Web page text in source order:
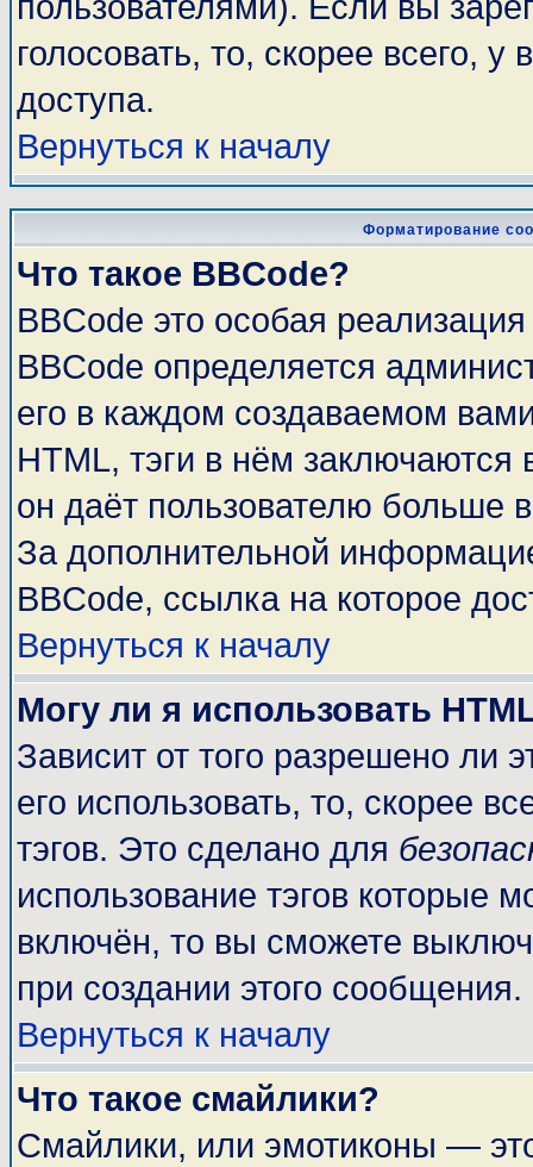
голосовать, то, скорее всего,
доступа.
Вернуться к началу
Форматирование
Что такое BBCode?
BBCode это особая
BBCode определяется
его в каждом создаваемом
HTML, тэги в нём заключаются
он даёт пользователю больше
За дополнительной
BBCode, ссылка на которое
Вернуться к началу
Могу ли я использовать
Зависит от того разрешено ли
его использовать, то, скорее
тэгов. Это сделано для
использование тэгов которые
включён, то вы сможете
при создании этого сообщения.
Вернуться к началу
Что такое смайлики?
Смайлики, или эмотиконы —